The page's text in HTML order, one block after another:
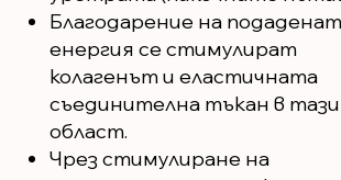
Благодарение на
енергия се стимулират
колагенът и еластичната
съединителна тъкан в тази
област.
Чрез стимулиране на